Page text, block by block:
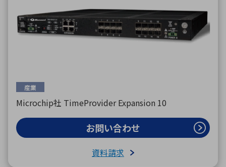
産業
Microchip社 TimeProvider Expansion 10
お問い合わせ
資料請求